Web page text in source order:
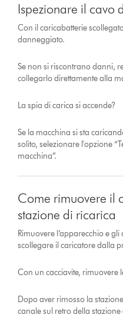
Ispezionare il cavo
Con il caricabatterie
danneggiato.
Se non si riscontrano danni,
collegarlo direttamente alla
La spia di carica si accende?
Se la macchina si sta
solito, selezionare l'opzione
macchina”.
Come rimuovere il
stazione di ricarica
Rimuovere l’apparecchio e
scollegare il caricatore dalla
Con un cacciavite, rimuovere
Dopo aver rimosso la
canale sul retro della stazione